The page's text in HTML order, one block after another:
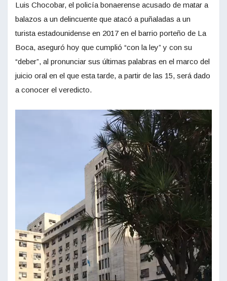
Luis Chocobar, el policía bonaerense acusado de matar a
balazos a un delincuente que atacó a puñaladas a un
turista estadounidense en 2017 en el barrio porteño de La
Boca, aseguró hoy que cumplió “con la ley” y con su
“deber”, al pronunciar sus últimas palabras en el marco del
juicio oral en el que esta tarde, a partir de las 15, será dado
a conocer el veredicto.